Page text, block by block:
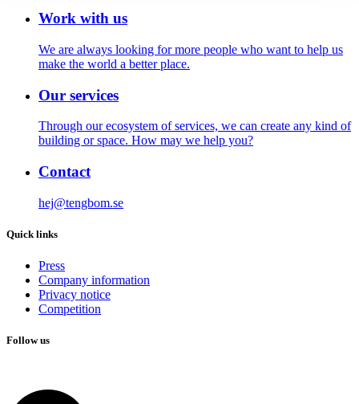
Work with us
We are always looking for more people who want to help us
make the world a better place.
Our services
Through our ecosystem of services, we can create any kind of
building or space. How may we help you?
Contact
hej@tengbom.se
Quick links
Press
Company information
Privacy notice
Competition
Follow us